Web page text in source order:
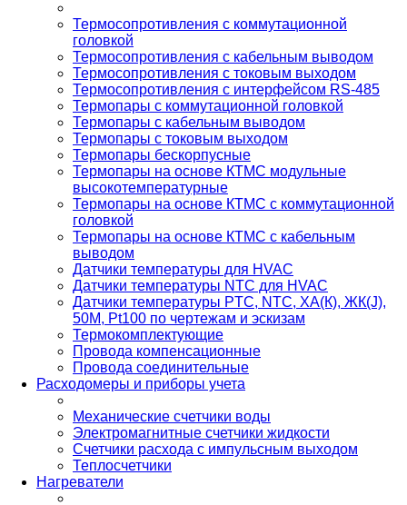
Термосопротивления с коммутационной
головкой
Термосопротивления с кабельным выводом
Термосопротивления с токовым выходом
Термосопротивления с интерфейсом RS-485
Термопары с коммутационной головкой
Термопары с кабельным выводом
Термопары с токовым выходом
Термопары бескорпусные
Термопары на основе КТМС модульные
высокотемпературные
Термопары на основе КТМС с коммутационной
головкой
Термопары на основе КТМС с кабельным
выводом
Датчики температуры для HVAC
Датчики температуры NTC для HVAC
Датчики температуры PTС, NTC, ХА(К), ЖК(J),
50М, Pt100 по чертежам и эскизам
Термокомплектующие
Провода компенсационные
Провода соединительные
Расходомеры и приборы учета
Механические счетчики воды
Электромагнитные счетчики жидкости
Счетчики расхода с импульсным выходом
Теплосчетчики
Нагреватели